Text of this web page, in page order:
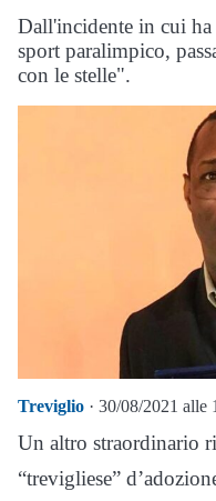
Dall'incidente in cui ha
sport paralimpico,
con le stelle".
Treviglio · 30/08/2021 alle
Un altro straordinario
“trevigliese”